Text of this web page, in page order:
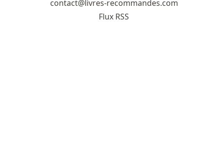
contact@livres-recommandes.com
Flux RSS